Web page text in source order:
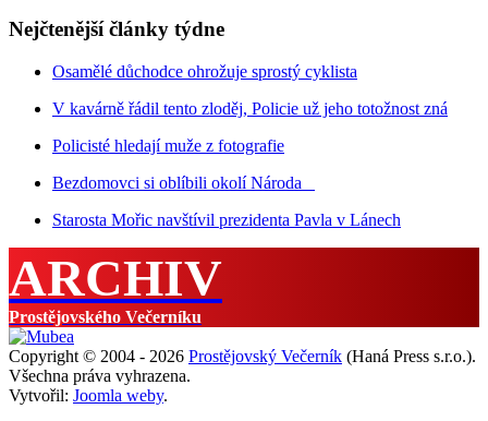
Nejčtenější články týdne
Osamělé důchodce ohrožuje sprostý cyklista
V kavárně řádil tento zloděj, Policie už jeho totožnost zná
Policisté hledají muže z fotografie
Bezdomovci si oblíbili okolí Národa
Starosta Mořic navštívil prezidenta Pavla v Lánech
ARCHIV
Prostějovského Večerníku
Copyright © 2004 - 2026 Prostějovský Večerník (Haná Press s.r.o.).
Všechna práva vyhrazena.
Vytvořil: Joomla weby.